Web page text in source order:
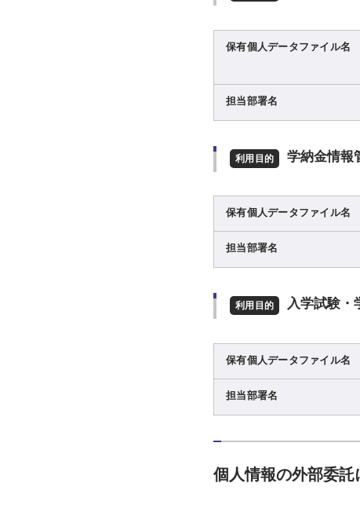
保有個人データファイル名
担当部署名
利用目的 学納金情報
保有個人データファイル名
担当部署名
利用目的 入学試験・
保有個人データファイル名
担当部署名
個人情報の外部委託